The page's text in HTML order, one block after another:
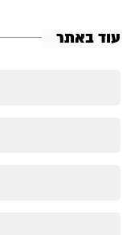
עוד באתר